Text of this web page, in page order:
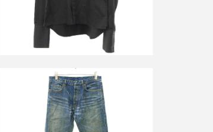
ディオールオム Luster Jeans ラスター
コーティングデニムパンツ